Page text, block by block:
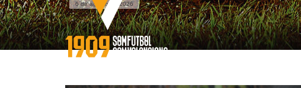
6 de agosto de 2026